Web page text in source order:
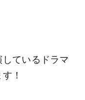
ているドラマ
！